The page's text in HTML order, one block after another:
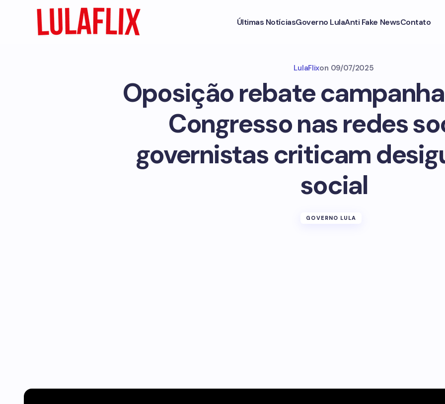
Últimas NotíciasGoverno LulaAnti Fake NewsContato
LulaFlixon 09/07/2025
Oposição rebate
Congresso nas redes
governistas criticam
social
GOVERNO LULA